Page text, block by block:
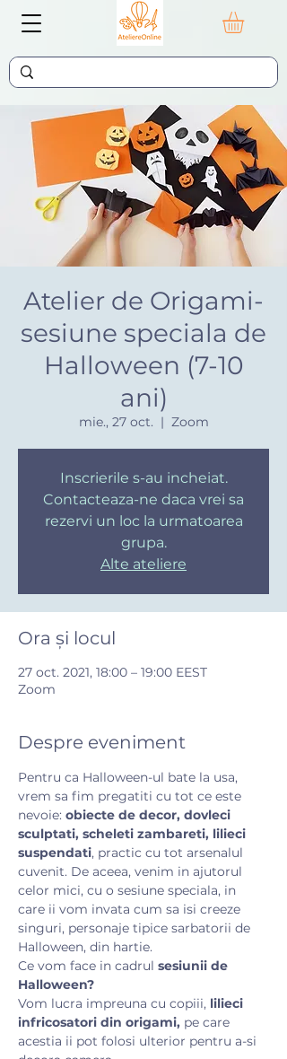
Atelier de Origami-
sesiune speciala de
Halloween (7-10
ani)
mie., 27 oct.
  |
Zoom
Inscrierile s-au incheiat.
Contacteaza-ne daca vrei sa
rezervi un loc la urmatoarea
grupa.
Alte ateliere
Ora și locul
27 oct. 2021, 18:00 – 19:00 EEST
Zoom
Despre eveniment
Pentru ca Halloween-ul bate la usa,
vrem sa fim pregatiti cu tot ce este
nevoie: obiecte de decor, dovleci
sculptati, scheleti zambareti, lilieci
suspendati, practic cu tot arsenalul
cuvenit. De aceea, venim in ajutorul
celor mici, cu o sesiune speciala, in
care ii vom invata cum sa isi creeze
singuri, personaje tipice sarbatorii de
Halloween, din hartie.
Ce vom face in cadrul sesiunii de
Halloween?
Vom lucra impreuna cu copiii, lilieci
infricosatori din origami, pe care
acestia ii pot folosi ulterior pentru a-si